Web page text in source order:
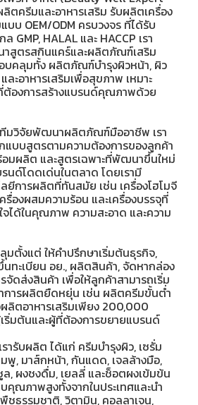
ลิตครีมและอาหารเสริม รับผลิตเครื่อง
บบ OEM/ODM ครบวงจร ที่ได้รับ
GMP, HALAL และ HACCP เรา
สูตรสกินแคร์และผลิตภัณฑ์เสริม
บคลุมทั้ง ผลิตภัณฑ์บำรุงผิวหน้า, ผิว
ละอาหารเสริมเพื่อสุขภาพ เหมาะ
ต้องการสร้างแบรนด์คุณภาพด้วย
มวิจัยพัฒนาผลิตภัณฑ์มืออาชีพ เรา
แบบสูตรตามความต้องการของลูกค้า
มผลิต และสูตรเฉพาะที่พัฒนาขึ้นใหม่
นด์โดดเด่นในตลาด โดยเรามี
ลยีการผลิตที่ทันสมัย เช่น เครื่องโฮโมจี
องผสมความร้อน และเครื่องบรรจุที่
ได้ในคุณภาพ ความสะอาด และความ
มตั้งแต่ ให้คำปรึกษาเริ่มต้นธุรกิจ,
ทะเบียน อย., ผลิตสินค้า, จัดหากล่อง
จัดส่งสินค้า เพื่อให้ลูกค้าสามารถเริ่ม
การผลิตยืดหยุ่น เช่น ผลิตครีมขั้นต่ำ
ลิตอาหารเสริมเพียง 200,000
ริ่มต้นและผู้ที่ต้องการขยายแบรนด์
รับผลิต ได้แก่ ครีมบำรุงผิว, เซรั่ม
พู, มาส์กหน้า, กันแดด, เจลล้างมือ,
, ผงชงดื่ม, เยลลี่ และช็อตผงเข้มข้น
บคุณภาพสูงทั้งจากในประเทศและนำ
ชธรรมชาติ, วิตามิน, คอลลาเจน,